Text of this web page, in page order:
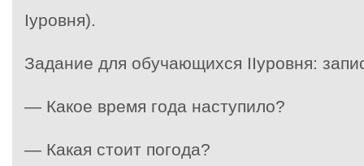
Iуровня).
Задание для обучающихся IIуровня:
— Какое время года наступило?
— Какая стоит погода?